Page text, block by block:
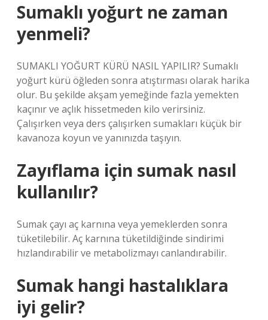
Sumaklı yoğurt ne zaman
yenmeli?
SUMAKLI YOĞURT KÜRÜ NASIL YAPILIR? Sumaklı
yoğurt kürü öğleden sonra atıştırması olarak harika
olur. Bu şekilde akşam yemeğinde fazla yemekten
kaçınır ve açlık hissetmeden kilo verirsiniz.
Çalışırken veya ders çalışırken sumakları küçük bir
kavanoza koyun ve yanınızda taşıyın.
Zayıflama için sumak nasıl
kullanılır?
Sumak çayı aç karnına veya yemeklerden sonra
tüketilebilir. Aç karnına tüketildiğinde sindirimi
hızlandırabilir ve metabolizmayı canlandırabilir.
Sumak hangi hastalıklara
iyi gelir?